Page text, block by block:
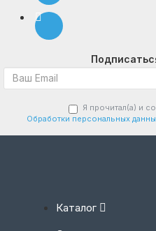
Я прочитал(а) и
Обработки персональных
Каталог